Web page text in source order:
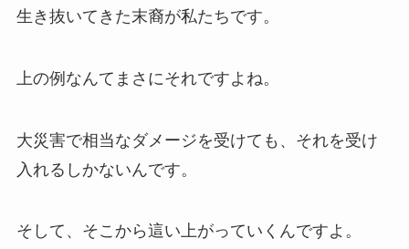
生き抜いてきた末裔が私たちです。
上の例なんてまさにそれですよね。
大災害で相当なダメージを受けても、それを受け
入れるしかないんです。
そして、そこから這い上がっていくんですよ。